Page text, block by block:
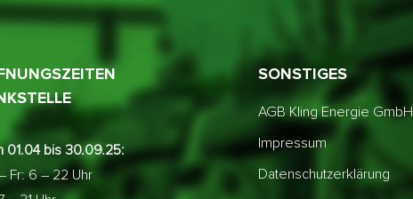
01.04 bis 30.09.25:
Fr: 6 – 22 Uhr
SONSTIGES
AGB Kling Energie GmbH
Impressum
Datenschutzerklärung